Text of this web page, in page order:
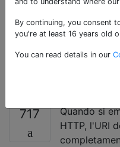
corpo di
una
717
Quando si
HTTP, l'URI
By continuing, you consent
you're at least 16 years old
You can read details in our